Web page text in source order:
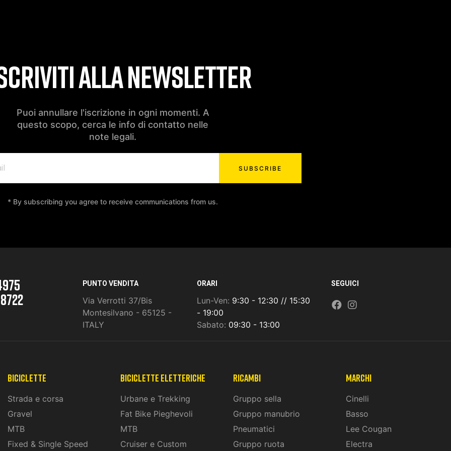
ALLA NEWSLETTER
Puoi annullare l'iscrizione in ogni momenti. A
questo scopo, cerca le info di contatto nelle
note legali.
SUBSCRIBE
* By subscribing you agree to receive communications from us.
PUNTO VENDITA
Via Verrotti 37/Bis
Montesilvano - 65125 -
ITALY
ORARI
Lun-Ven: 9:30 - 12:30 // 15:30
- 19:00
Sabato: 09:30 - 13:00
SEGUICI
Biciclette
Strada e corsa
Gravel
MTB
Fixed & Single Speed
biciclette eletteriche
Urbane e Trekking
Fat Bike Pieghevoli
MTB
Cruiser e Custom
ricambi
Gruppo sella
Gruppo manubrio
Pneumatici
Gruppo ruota
marchi
Cinelli
Basso
Lee Cougan
Electra